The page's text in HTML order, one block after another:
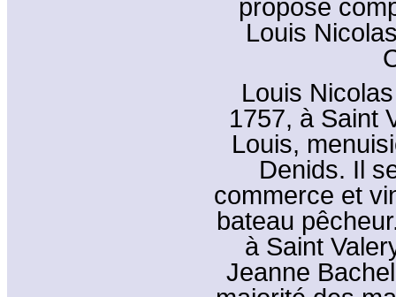
proposé
Louis
Louis
1757, à Saint
Louis,
Denids. Il
commerce et
bateau
à Saint
Jeanne